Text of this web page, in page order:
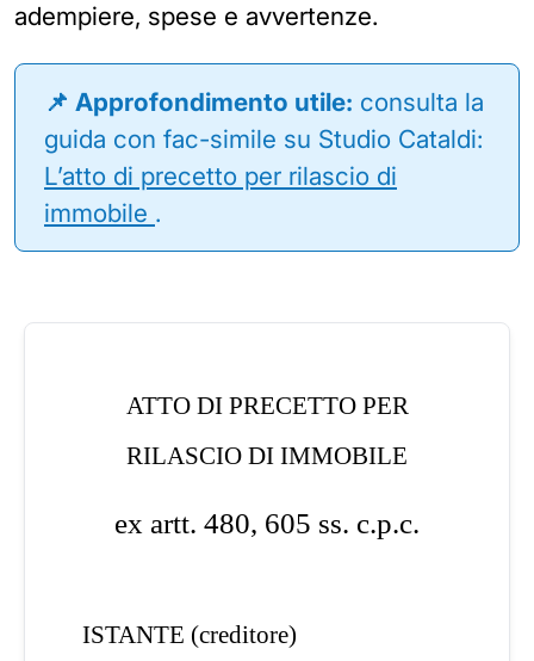
adempiere, spese e avvertenze.
📌 Approfondimento utile: consulta la
guida con fac-simile su Studio Cataldi:
L’atto di precetto per rilascio di
immobile .
ATTO DI PRECETTO PER
RILASCIO DI IMMOBILE
ex artt. 480, 605 ss. c.p.c.
ISTANTE (creditore)